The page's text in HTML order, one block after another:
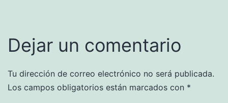
Dejar un comentario
Tu dirección de correo electrónico no será publicada.
Los campos obligatorios están marcados con *